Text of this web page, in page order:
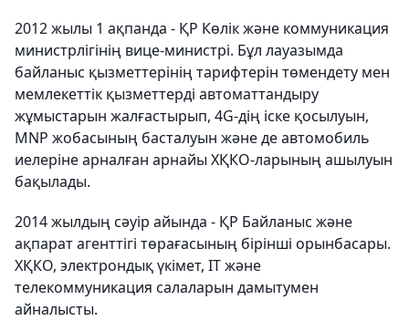
2012 жылы 1 ақпанда - ҚР Көлік және коммуникация
министрлігінің вице-министрі. Бұл лауазымда
байланыс қызметтерінің тарифтерін төмендету мен
мемлекеттік қызметтерді автоматтандыру
жұмыстарын жалғастырып, 4G-дің іске қосылуын,
MNP жобасының басталуын және де автомобиль
иелеріне арналған арнайы ХҚКО-ларының ашылуын
бақылады.
2014 жылдың сәуір айында - ҚР Байланыс және
ақпарат агенттігі төрағасының бірінші орынбасары.
ХҚКО, электрондық үкімет, IT және
телекоммуникация салаларын дамытумен
айналысты.